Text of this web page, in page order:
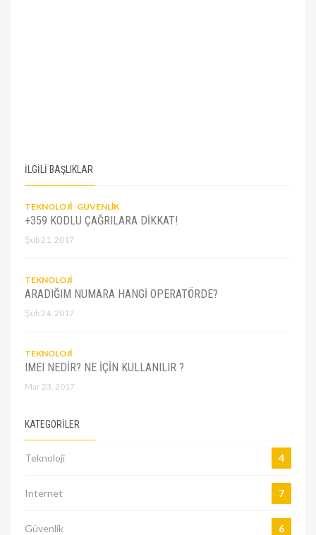
İLGİLİ BAŞLIKLAR
TEKNOLOJI GÜVENLIK
+359 KODLU ÇAĞRILARA DIKKAT!
Şub 21, 2017
TEKNOLOJI
ARADIĞIM NUMARA HANGI OPERATÖRDE?
Şub 24, 2017
TEKNOLOJI
IMEI NEDIR? NE IÇIN KULLANILIR ?
Mar 23, 2017
KATEGORILER
Teknoloji 4
Internet 7
Güvenlik 6